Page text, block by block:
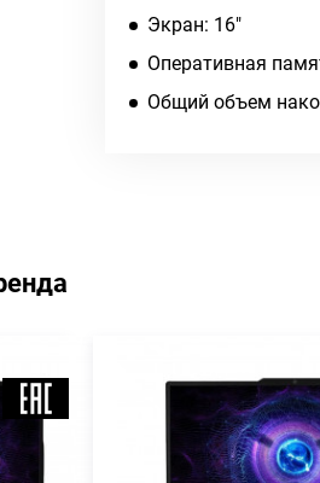
Экран: 16"
Оперативная
Общий объем